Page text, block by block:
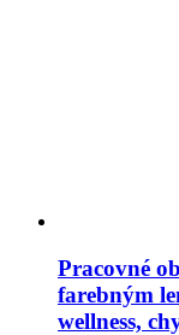
Pracovné
farebným
wellness,